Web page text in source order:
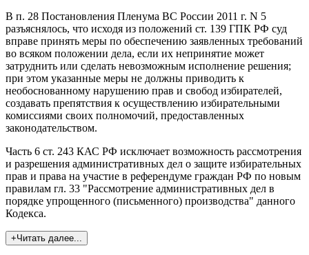
В п. 28 Постановления Пленума ВС России 2011 г. N 5
разъяснялось, что исходя из положений ст. 139 ГПК РФ суд
вправе принять меры по обеспечению заявленных требований
во всяком положении дела, если их непринятие может
затруднить или сделать невозможным исполнение решения;
при этом указанные меры не должны приводить к
необоснованному нарушению прав и свобод избирателей,
создавать препятствия к осуществлению избирательными
комиссиями своих полномочий, предоставленных
законодательством.
Часть 6 ст. 243 КАС РФ исключает возможность рассмотрения
и разрешения административных дел о защите избирательных
прав и права на участие в референдуме граждан РФ по новым
правилам гл. 33 "Рассмотрение административных дел в
порядке упрощенного (письменного) производства" данного
Кодекса.
+Читать далее...